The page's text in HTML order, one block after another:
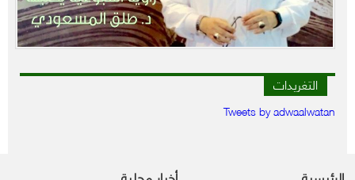
التغريدات
Tweets by adwaalwatan